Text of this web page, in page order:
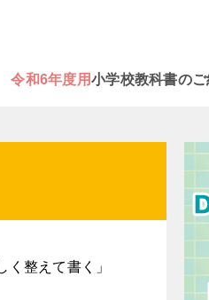
令和6年度用小学校教科書の
整えて書く」